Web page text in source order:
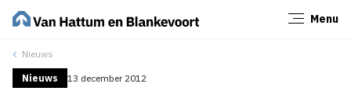
Menu
Nieuws
Nieuws 13 december 2012
Sluiten